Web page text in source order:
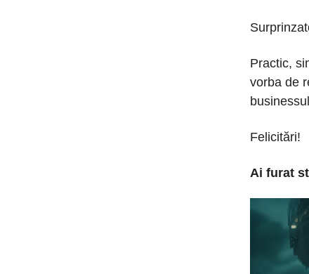
Practic,
vorba de
Felicitări!
Ai furat